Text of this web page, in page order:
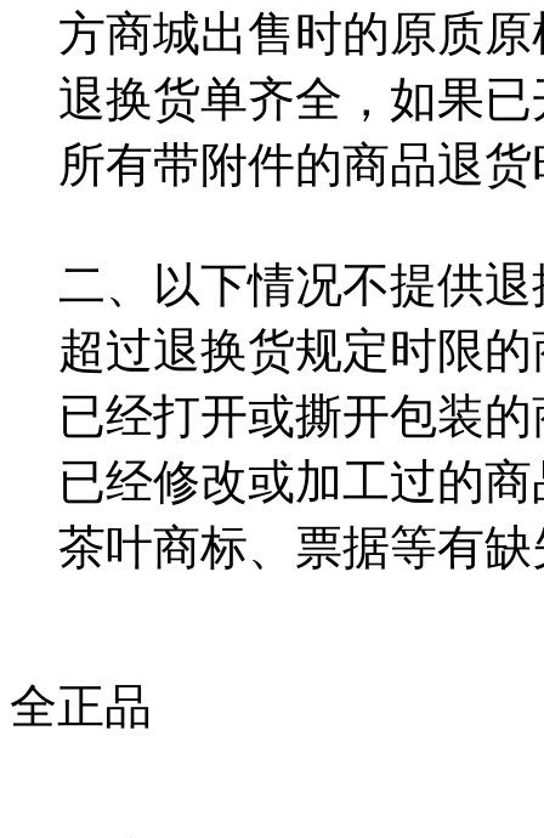
方商城出售时的原质
退换货单齐全，如果
所有带附件的商品退
二、以下情况不提供
超过退换货规定时限
已经打开或撕开包装
已经修改或加工过的商
茶叶商标、票据等有
全正品